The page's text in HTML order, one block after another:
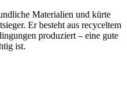
Materialien und kürte
Er besteht aus recyceltem
produziert – eine gute
ist.